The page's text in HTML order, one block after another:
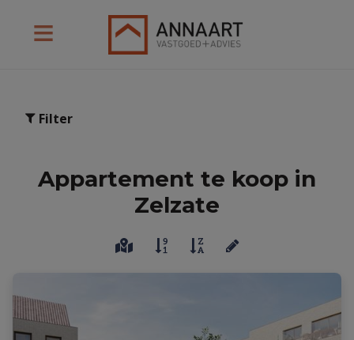
Filter
Appartement te koop in
Zelzate